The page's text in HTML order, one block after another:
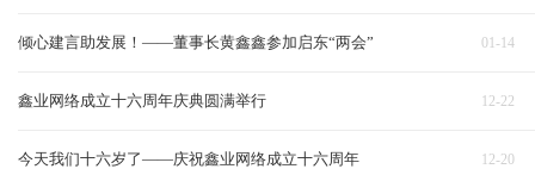
01-14
倾心建言助发展！——董事长黄鑫鑫参加启东“两会”
12-22
鑫业网络成立十六周年庆典圆满举行
12-20
今天我们十六岁了——庆祝鑫业网络成立十六周年